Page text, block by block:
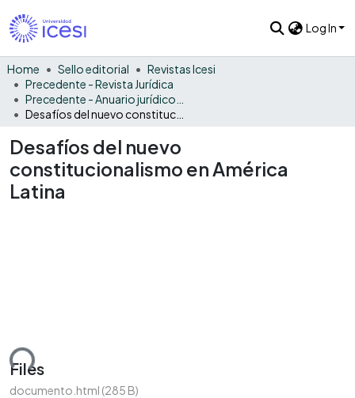
Log In
Home Sello editorial
Revistas Icesi
Precedente - Revista Jurídica
Desafíos del nuevo
constitucionalismo en América
Latina
Files
documento.html (285 B)